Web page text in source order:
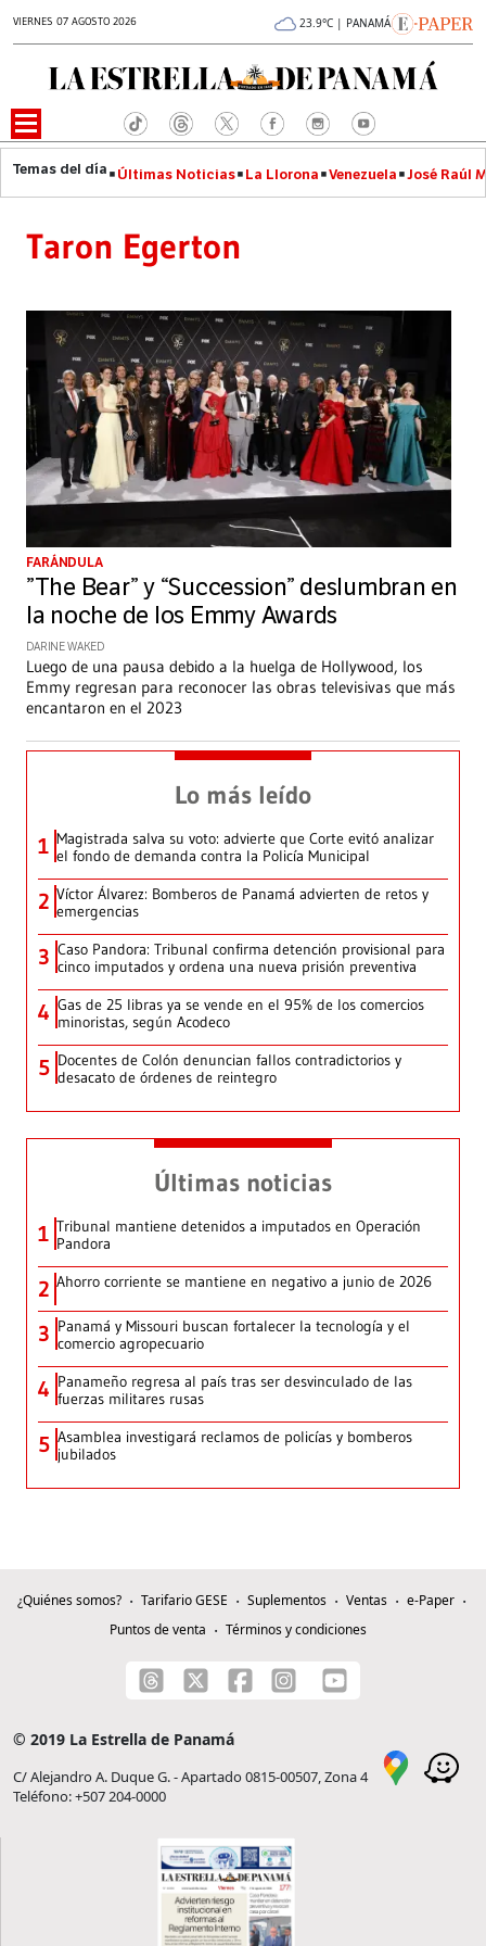
VIERNES 07 AGOSTO 2026 23.9°C | PANAMÁ
Últimas Noticias La Llorona Venezuela José Raúl
Taron Egerton
FARÁNDULA
”The Bear” y “Succession” deslumbran en
la noche de los Emmy Awards
DARINE WAKED
Luego de una pausa debido a la huelga de Hollywood, los
Emmy regresan para reconocer las obras televisivas que más
encantaron en el 2023
Lo más leído
1 Magistrada salva su voto: advierte que Corte evitó analizar
el fondo de demanda contra la Policía Municipal
2 Víctor Álvarez: Bomberos de Panamá advierten de retos y
emergencias
3 Caso Pandora: Tribunal confirma detención provisional para
cinco imputados y ordena una nueva prisión preventiva
4 Gas de 25 libras ya se vende en el 95% de los comercios
minoristas, según Acodeco
5 Docentes de Colón denuncian fallos contradictorios y
desacato de órdenes de reintegro
Últimas noticias
1 Tribunal mantiene detenidos a imputados en Operación
Pandora
2 Ahorro corriente se mantiene en negativo a junio de 2026
3 Panamá y Missouri buscan fortalecer la tecnología y el
comercio agropecuario
4 Panameño regresa al país tras ser desvinculado de las
fuerzas militares rusas
5 Asamblea investigará reclamos de policías y bomberos
jubilados
¿Quiénes somos? Tarifario GESE Suplementos Ventas
e-Paper
Puntos de venta
Términos y condiciones
© 2019 La Estrella de Panamá
C/ Alejandro A. Duque G. - Apartado 0815-00507, Zona 4
Teléfono: +507 204-0000